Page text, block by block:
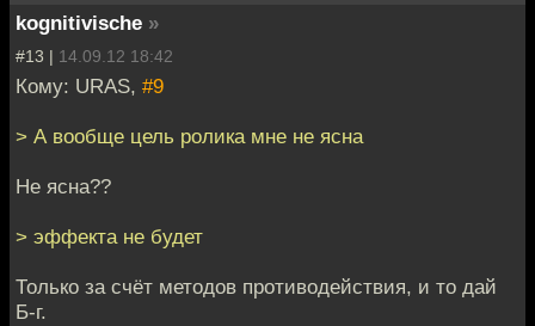
kognitivische »
#13 | 14.09.12 18:42
Кому: URAS, #9
> А вообще цель ролика мне не ясна
Не ясна??
> эффекта не будет
Только за счёт методов противодействия, и то дай
Б-г.